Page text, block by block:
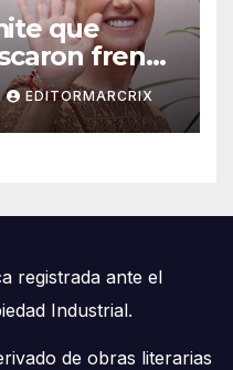
que
frenar
a la Corte
EDITORMARCRIX
registrada ante el
Industrial.
de obras literarias